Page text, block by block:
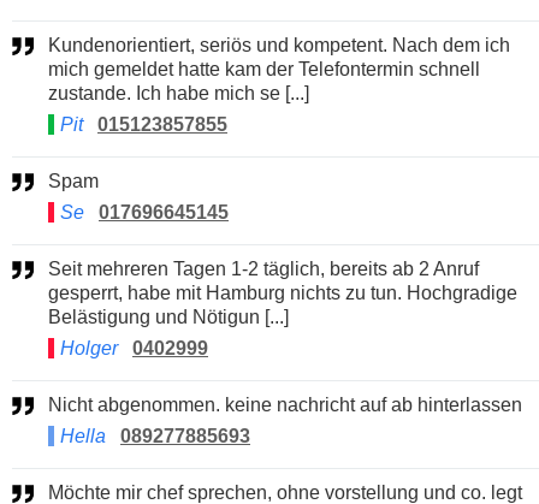
Kundenorientiert, seriös und kompetent. Nach dem ich
mich gemeldet hatte kam der Telefontermin schnell
zustande. Ich habe mich se [...]
Pit
015123857855
Spam
Se
017696645145
Seit mehreren Tagen 1-2 täglich, bereits ab 2 Anruf
gesperrt, habe mit Hamburg nichts zu tun. Hochgradige
Belästigung und Nötigun [...]
Holger
0402999
Nicht abgenommen. keine nachricht auf ab hinterlassen
Hella
089277885693
Möchte mir chef sprechen, ohne vorstellung und co. legt